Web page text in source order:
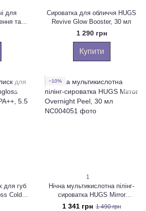
для
та
очей
Сироватка для обличчя HUGS
Revive Glow Booster, 30 мл
1 290 грн
Купити
для губ
Cold
5.5 мл
−10%
1
Нічна мультикислотна пілінг-
сироватка HUGS Mirror
Overnight Peel, 30 мл
1 341 грн 1 490 грн